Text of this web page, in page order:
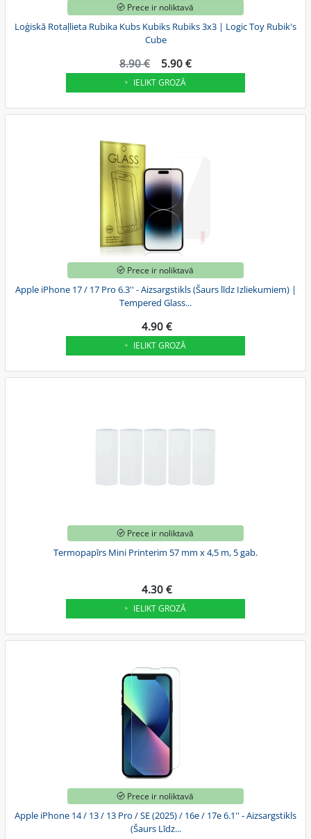
Prece ir noliktavā
Loģiskā Rotaļlieta Rubika Kubs Kubiks Rubiks 3x3 | Logic Toy Rubik's
Cube
8.90 € 5.90 €
IELIKT GROZĀ
Prece ir noliktavā
Apple iPhone 17 / 17 Pro 6.3'' - Aizsargstikls (Šaurs līdz Izliekumiem) |
Tempered Glass...
4.90 €
IELIKT GROZĀ
Prece ir noliktavā
Termopapīrs Mini Printerim 57 mm x 4,5 m, 5 gab.
4.30 €
IELIKT GROZĀ
Prece ir noliktavā
Apple iPhone 14 / 13 / 13 Pro / SE (2025) / 16e / 17e 6.1'' - Aizsargstikls
(Šaurs Līdz...